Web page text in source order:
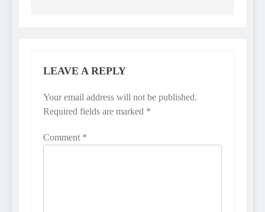
LEAVE A REPLY
Your email address will not be published.
Required fields are marked *
Comment *